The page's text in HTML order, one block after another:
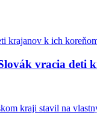
vracia deti